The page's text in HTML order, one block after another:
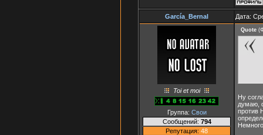
García_Bernal Дата:
Toi et moi
Группа: Свои
Сообщений: 794
Репутация: 48
Quote (
Ну
думаю,
против